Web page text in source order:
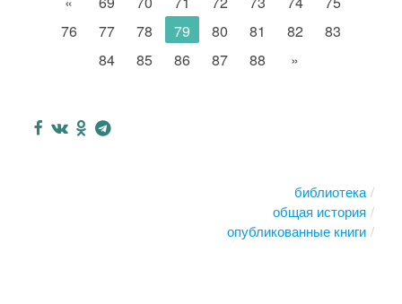
76
77 78 79 80 81 82
83
84
85 86 87 88 »
библиотека
общая история
опубликованные книги